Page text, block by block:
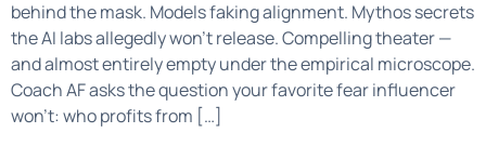
behind the mask. Models faking alignment. Mythos secrets
the AI labs allegedly won’t release. Compelling theater —
and almost entirely empty under the empirical microscope.
Coach AF asks the question your favorite fear influencer
won’t: who profits from […]